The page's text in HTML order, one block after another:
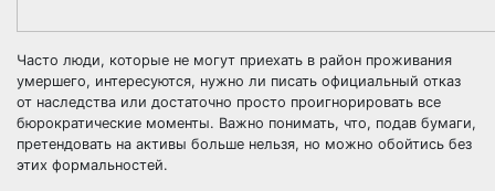
Часто люди, которые не могут приехать в район проживания
умершего, интересуются, нужно ли писать официальный отказ
от наследства или достаточно просто проигнорировать все
бюрократические моменты. Важно понимать, что, подав бумаги,
претендовать на активы больше нельзя, но можно обойтись без
этих формальностей.